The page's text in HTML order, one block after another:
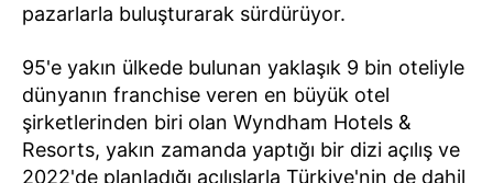
pazarlarla buluşturarak sürdürüyor.
95'e yakın ülkede bulunan yaklaşık 9 bin oteliyle
dünyanın franchise veren en büyük otel
şirketlerinden biri olan Wyndham Hotels &
Resorts, yakın zamanda yaptığı bir dizi açılış ve
2022'de planladığı açılışlarla Türkiye'nin de dahil